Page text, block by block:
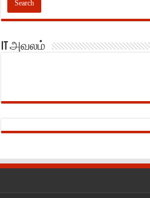
IT அவலம்